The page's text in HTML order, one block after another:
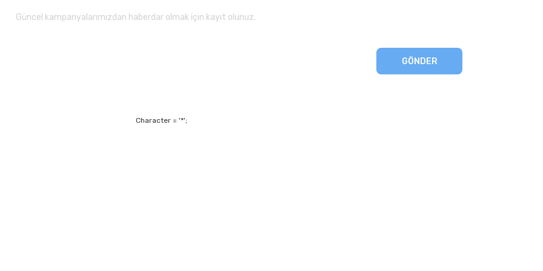
Güncel kampanyalarımızdan haberdar olmak için kayıt olunuz.
GÖNDER
Character = '*';